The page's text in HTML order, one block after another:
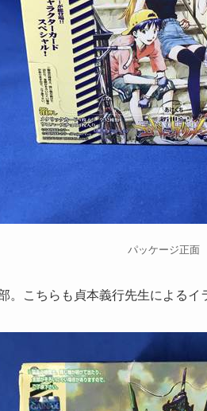
パッケージ正面
。こちらも貞本義行先生によるイ